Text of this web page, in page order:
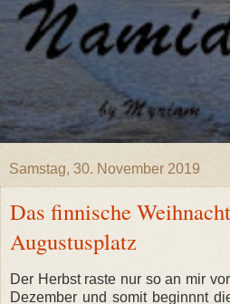
Samstag, 30. November 2019
Das finnische
Augustusplatz
Der Herbst raste nur so an mir
Dezember und somit beginnnt